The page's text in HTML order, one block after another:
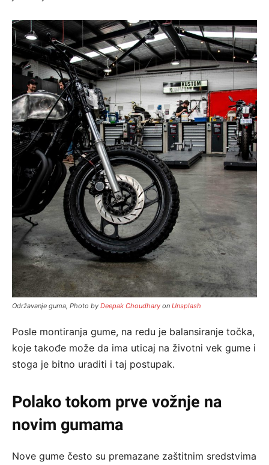
Održavanje guma, Photo by Deepak Choudhary on Unsplash
Posle montiranja gume, na redu je balansiranje točka,
koje takođe može da ima uticaj na životni vek gume i
stoga je bitno uraditi i taj postupak.
Polako tokom prve vožnje na
novim gumama
Nove gume često su premazane zaštitnim sredstvima